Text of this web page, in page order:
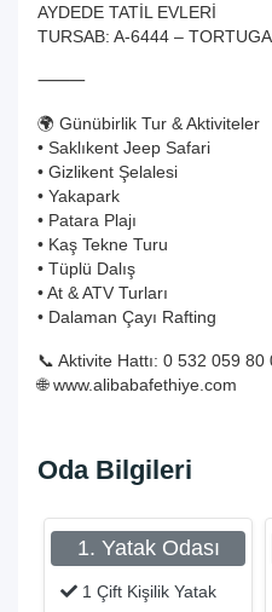
AYDEDE TATİL EVLERİ
TURSAB: A-6444 –
⸻
🌍 Günübirlik Tur & Aktiviteler
• Saklıkent Jeep Safari
• Gizlikent Şelalesi
• Yakapark
• Patara Plajı
• Kaş Tekne Turu
• Tüplü Dalış
• At & ATV Turları
• Dalaman Çayı Rafting
📞 Aktivite Hattı: 0 532 059 80
🌐www.alibabafethiye.com
Oda Bilgileri
1. Yatak Odası
1 Çift Kişilik Yatak